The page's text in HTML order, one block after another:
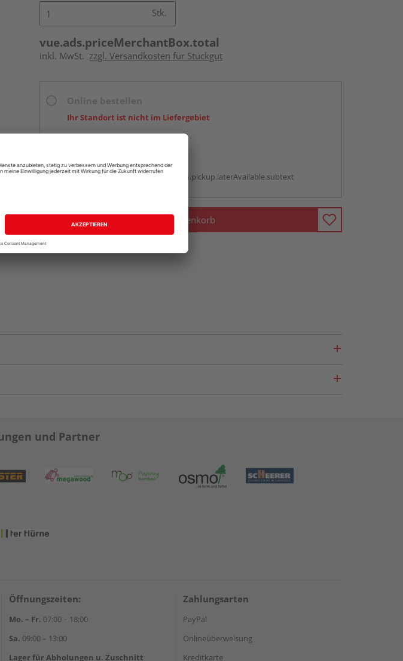
Stk.
vue.ads.priceMerchantBox.total
inkl. MwSt. zzgl. Versandkosten für Stückgut
Ihr Standort ist nicht im Liefergebiet
Auf Vorbestellung:
vue.ads.priceMerchantBox.option.pickup.laterAvailable.subtext
In den Warenkorb
Komplettangebot anfragen
und Partner
Öffnungszeiten:
Mo. – Fr. 07:00 – 18:00
Sa. 09:00 – 13:00
Lager für Abholungen u. Zuschnitt
Zahlungsarten
PayPal
Onlineüberweisung
Kreditkarte